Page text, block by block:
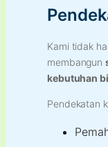
Kami tidak
membangun
kebutuhan
Pendekatan